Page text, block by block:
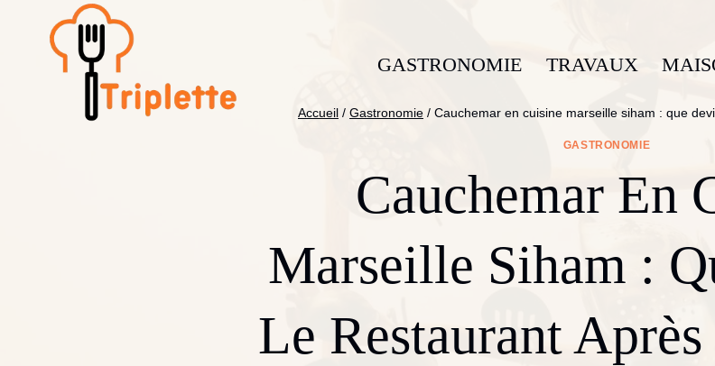
GASTRONOMIE TRAVAUX
Accueil / Gastronomie / Cauchemar en cuisine marseille siham : que
GASTRONOMIE
Cauchemar En
Marseille Siham :
Le Restaurant